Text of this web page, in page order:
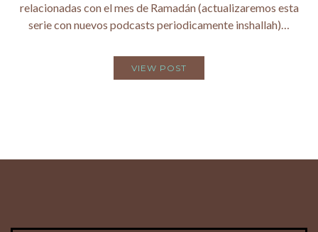
relacionadas con el mes de Ramadán (actualizaremos esta
serie con nuevos podcasts periodicamente inshallah)…
VIEW POST